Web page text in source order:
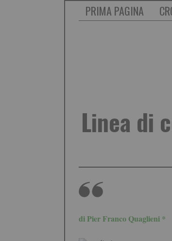
PRIMA PAGINA
Linea di
di Pier Franco Quaglieni *